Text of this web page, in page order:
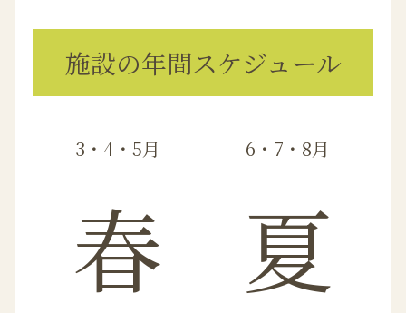
施設の年間スケジュール
3・4・5月
春
6・7・8月
夏